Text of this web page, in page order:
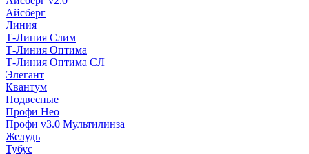
Айсберг
Линия
Т-Линия Слим
Т-Линия Оптима
Т-Линия Оптима СЛ
Элегант
Квантум
Подвесные
Профи Нео
Профи v3.0 Мультилинза
Желудь
Тубус